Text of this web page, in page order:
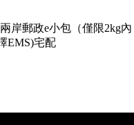
兩岸郵政e小包（僅限2kg
EMS)宅配